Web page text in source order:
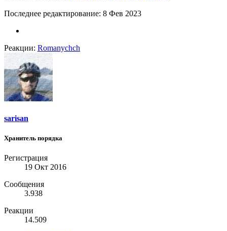
Последнее редактирование: 8 Фев 2023
Реакции: Romanychch
sarisan
Хранитель порядка
Регистрация
19 Окт 2016
Сообщения
3.938
Реакции
14.509